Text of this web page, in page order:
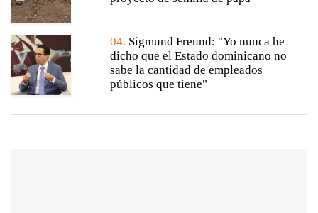
04. Sigmund Freund: "Yo nunca he
dicho que el Estado dominicano no
sabe la cantidad de empleados
públicos que tiene"